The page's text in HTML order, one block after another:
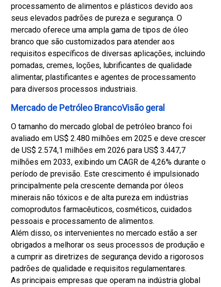
processamento de alimentos e plásticos devido aos
seus elevados padrões de pureza e segurança. O
mercado oferece uma ampla gama de tipos de óleo
branco que são customizados para atender aos
requisitos específicos de diversas aplicações, incluindo
pomadas, cremes, loções, lubrificantes de qualidade
alimentar, plastificantes e agentes de processamento
para diversos processos industriais.
Mercado de Petróleo BrancoVisão geral
O tamanho do mercado global de petróleo branco foi
avaliado em US$ 2.480 milhões em 2025 e deve crescer
de US$ 2.574,1 milhões em 2026 para US$ 3.447,7
milhões em 2033, exibindo um CAGR de 4,26% durante o
período de previsão. Este crescimento é impulsionado
principalmente pela crescente demanda por óleos
minerais não tóxicos e de alta pureza em indústrias
comoprodutos farmacêuticos, cosméticos, cuidados
pessoais e processamento de alimentos.
Além disso, os intervenientes no mercado estão a ser
obrigados a melhorar os seus processos de produção e
a cumprir as diretrizes de segurança devido a rigorosos
padrões de qualidade e requisitos regulamentares.
As principais empresas que operam na indústria global